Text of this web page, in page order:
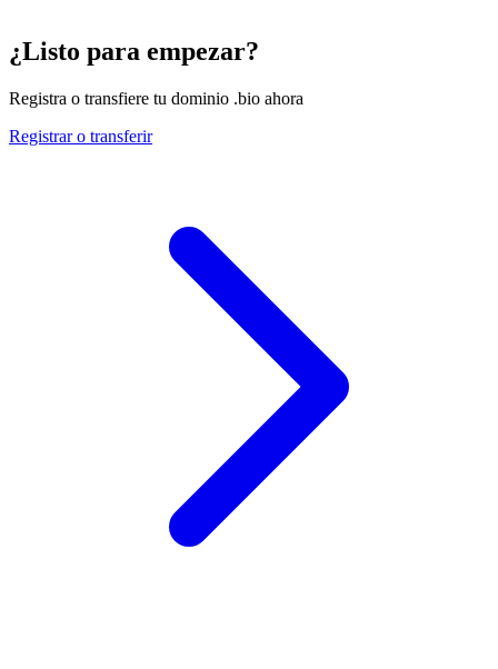
¿Listo para empezar?
Registra o transfiere tu dominio .bio ahora
Registrar o transferir